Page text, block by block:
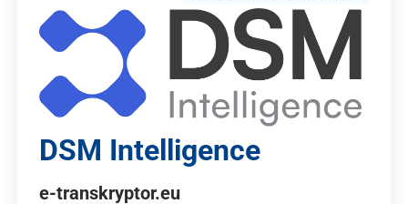
DSM Intelligence
e-transkryptor.eu